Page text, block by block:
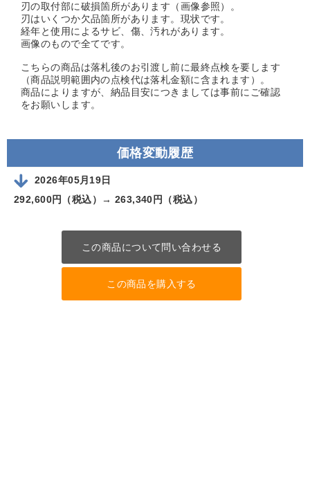
刃の取付部に破損箇所があります（画像参照）。
刃はいくつか欠品箇所があります。現状です。
経年と使用によるサビ、傷、汚れがあります。
画像のもので全てです。
こちらの商品は落札後のお引渡し前に最終点検を要します
（商品説明範囲内の点検代は落札金額に含まれます）。
商品によりますが、納品目安につきましては事前にご確認
をお願いします。
価格変動履歴
2026年05月19日
292,600円（税込）→ 263,340円（税込）
この商品について問い合わせる
この商品を購入する